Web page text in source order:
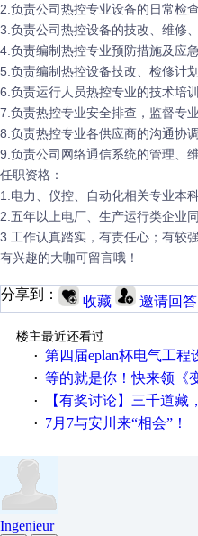
2.负责公司热控专业设备的日常检
3.负责公司热控设备的技改、维修
4.负责编制热控专业预防措施及应
5.负责编制热控设备技改、检修计
6.负责运行人员热控专业的技术培
7.负责热控专业安全排查，监督专
8.负责热控专业各供应商的沟通协
9.负责公司网络通信系统的管理、
任职资格：
1.电力、仪控、自动化相关专业本
2.五年以上电厂、生产运行类企业
3.工作认真踏实，有责任心；有较
有兴趣的大咖可留言哦！
分享到： 收藏 邀请回答
楼主最近还看过
· 第四届eplan杯电气工程设计大赛
· 等的就是你！快来领《变形金
· 【有奖讨论】三千道藏，谁解
· 7月7与安川来“相会”！
Ingenieur